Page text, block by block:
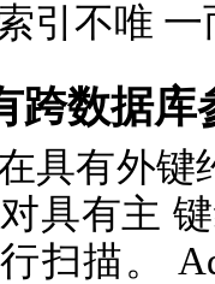
引不唯
跨数据库
具有外键
对具有主
扫描。